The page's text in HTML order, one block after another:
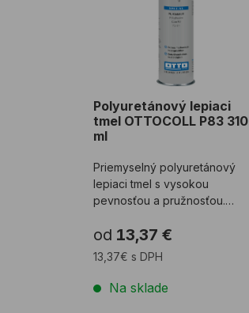
Polyuretánový lepiaci
tmel OTTOCOLL P83 310
ml
Priemyselný polyuretánový
lepiaci tmel s vysokou
pevnosťou a pružnosťou.
...
od 13,37 €
13,37€ s DPH
Na sklade